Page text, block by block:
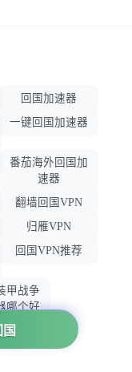
回国加速器
一键回国加速器
番茄海外回国加
速器
翻墙回国VPN
归雁VPN
回国VPN推荐
甲战争
哪个好